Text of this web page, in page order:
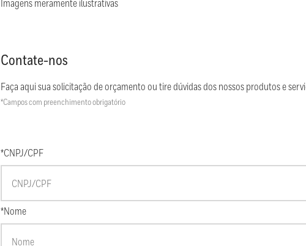
Imagens meramente ilustrativas
Contate-nos
Faça aqui sua solicitação de orçamento ou tire dúvidas dos nossos produtos e
*Campos com preenchimento obrigatório
*CNPJ/CPF
*Nome